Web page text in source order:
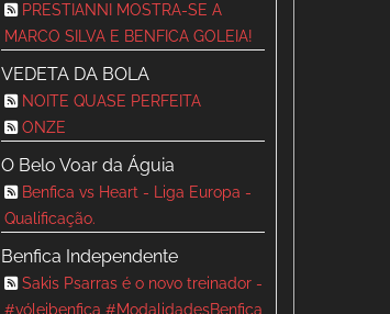
PRESTIANNI MOSTRA-SE A
MARCO SILVA E BENFICA GOLEIA!
VEDETA DA BOLA
NOITE QUASE PERFEITA
ONZE
O Belo Voar da Águia
Benfica vs Heart - Liga Europa -
Qualificação.
Benfica Independente
Sakis Psarras é o novo treinador -
#vóleibenfica #ModalidadesBenfica